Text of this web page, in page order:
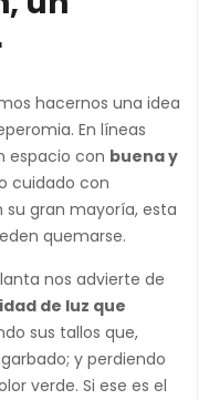
hacernos una idea
En líneas
espacio con buena y
cuidado con
su gran mayoría, esta
quemarse.
nos advierte de
de luz que
sus tallos que,
y perdiendo
verde. Si ese es el